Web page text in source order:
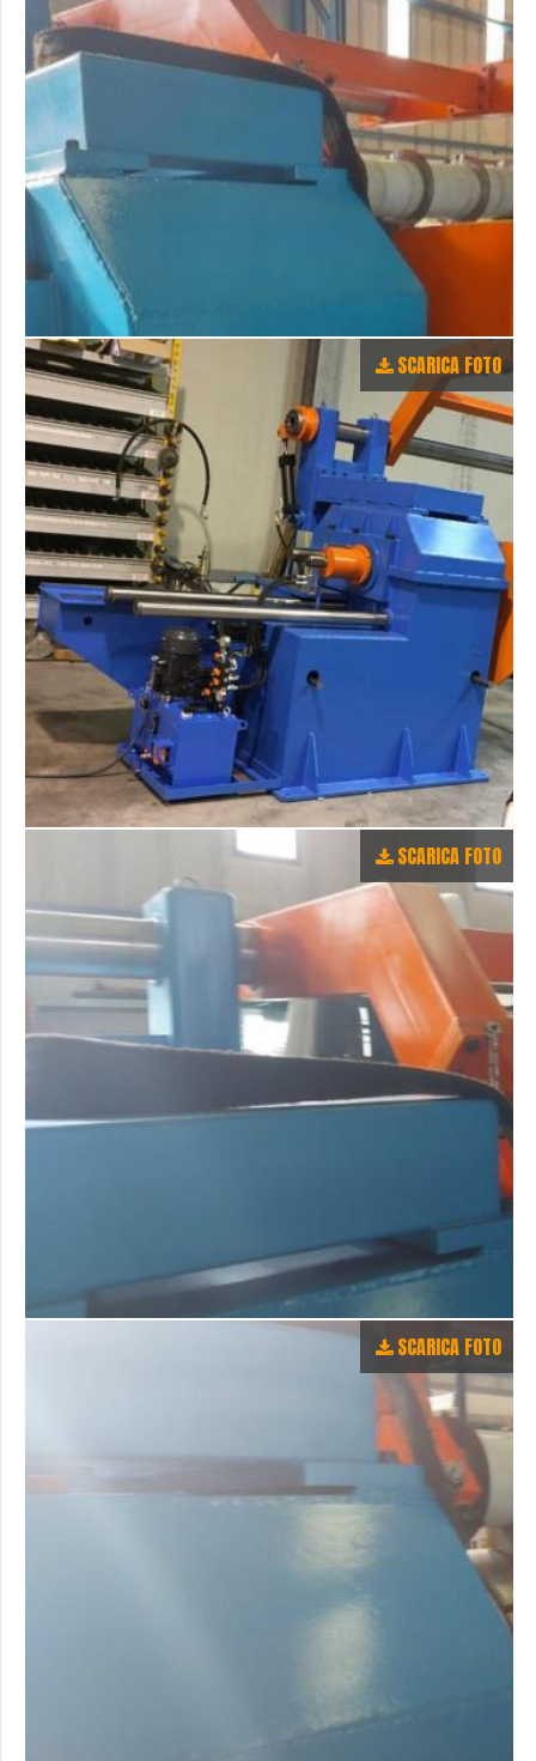
SCARICA FOTO
SCARICA FOTO
SCARICA FOTO